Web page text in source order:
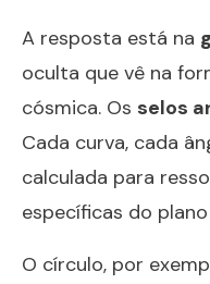
A resposta está na
oculta que vê na
cósmica. Os selos
Cada curva, cada
calculada para
específicas do
O círculo, por